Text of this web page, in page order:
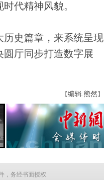
代精神风貌。
史篇章，来系统呈现
厅同步打造数字展
【编辑:熊然 】
，务经书面授权